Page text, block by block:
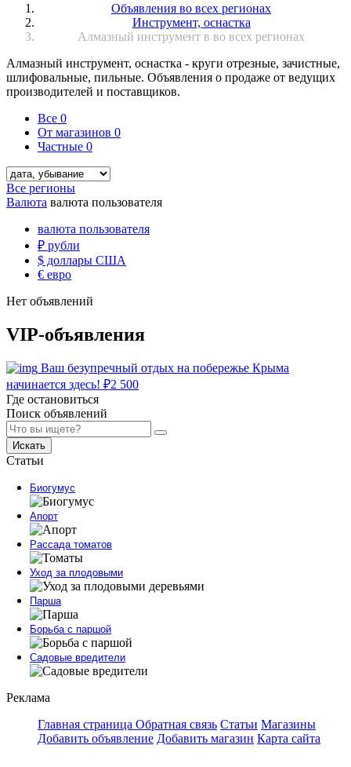
Объявления во всех регионах
Инструмент, оснастка
Алмазный инструмент в во всех регионах
Алмазный инструмент, оснастка - круги отрезные, зачистные,
шлифовальные, пильные. Объявления о продаже от ведущих
производителей и поставщиков.
Все 0
От магазинов 0
Частные 0
Все регионы
Валюта валюта пользователя
валюта пользователя
₽ рубли
$ доллары США
€ евро
Нет объявлений
VIP-объявления
Ваш безупречный отдых на побережье Крыма
начинается здесь! ₽2 500
Где остановиться
Поиск объявлений
Искать
Статьи
Биогумус
Апорт
Рассада томатов
Уход за плодовыми
Парша
Борьба с паршой
Садовые вредители
Реклама
Главная страница Обратная связь Статьи Магазины
Добавить объявление Добавить магазин Карта сайта